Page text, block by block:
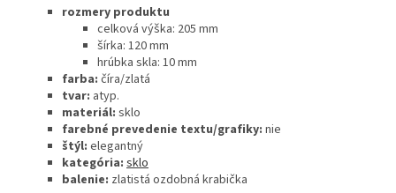
rozmery produktu
celková výška: 205 mm
šírka: 120 mm
hrúbka skla: 10 mm
farba: číra/zlatá
tvar: atyp.
materiál: sklo
farebné prevedenie textu/grafiky: nie
štýl: elegantný
kategória: sklo
balenie: zlatistá ozdobná krabička